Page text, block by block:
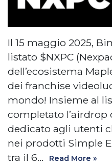
Il 15 maggio 2025,
listato $NXPC
dell’ecosistema
dei franchise
mondo! Insieme al
completato l’airdrop
dedicato agli utenti
nei prodotti Simple
tra il 6…
Read More »